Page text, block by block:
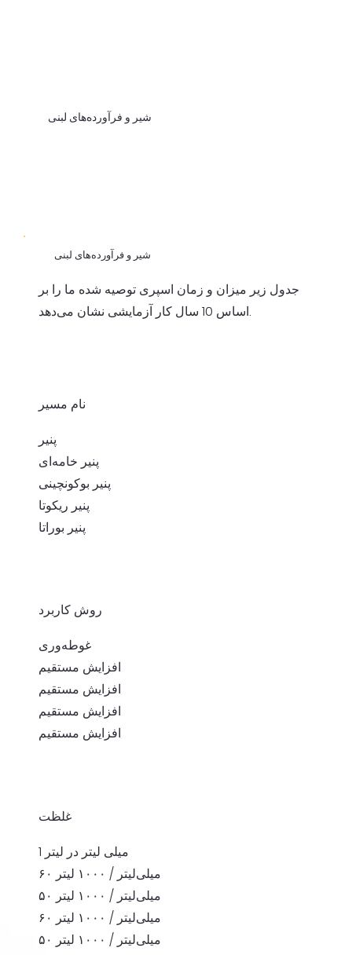
شیر و فرآورده‌های لبنی
شیر و فرآورده‌های لبنی
جدول زیر میزان و زمان اسپری توصیه شده ما را بر
اساس 10 سال کار آزمایشی نشان می‌دهد.
نام مسیر
پنیر
پنیر خامه‌ای
پنیر بوکونچینی
پنیر ریکوتا
پنیر بوراتا
روش کاربرد
غوطه‌وری
افزایش مستقیم
افزایش مستقیم
افزایش مستقیم
افزایش مستقیم
غلظت
1 میلی لیتر در لیتر
۶۰ میلی‌لیتر / ۱۰۰۰ لیتر
۵۰ میلی‌لیتر / ۱۰۰۰ لیتر
۶۰ میلی‌لیتر / ۱۰۰۰ لیتر
۵۰ میلی‌لیتر / ۱۰۰۰ لیتر